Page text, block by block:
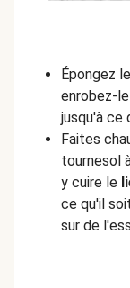
Épongez le
enrobez-
jusqu'à ce
Faites
tournesol
y cuire le
ce qu'il
sur de